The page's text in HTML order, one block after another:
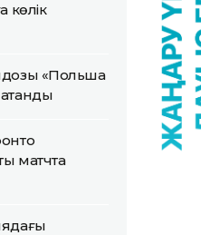
көлік
«Польша
матчта